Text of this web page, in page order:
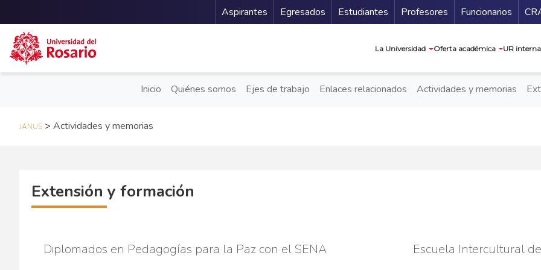
Menu Secundario
Aspirantes Egresados Estudiantes Profesores Funcionarios
La Universidad Oferta académica UR
Inicio Quiénes somos Ejes de trabajo Enlaces relacionados Actividades y memorias
JANUS > Actividades y memorias
Extensión y formación
Diplomados en Pedagogías para la Paz con el SENA Escuela Intercultural